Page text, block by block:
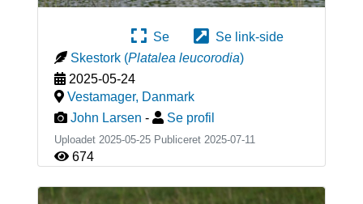
Se
Se link-side
Skestork (Platalea leucorodia)
2025-05-24
Vestamager, Danmark
John Larsen - Se profil
Uploadet 2025-05-25 Publiceret 2025-07-11
674